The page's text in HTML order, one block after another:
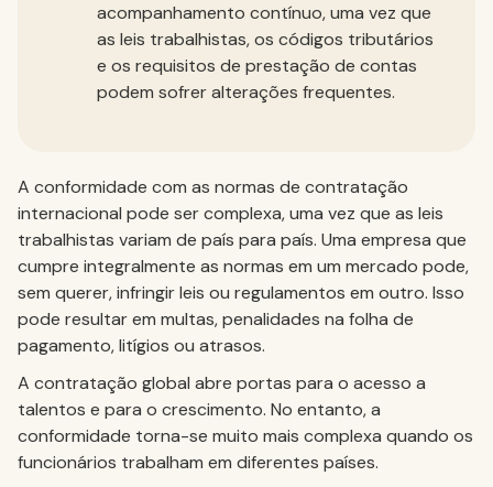
acompanhamento contínuo, uma vez que
as leis trabalhistas, os códigos tributários
e os requisitos de prestação de contas
podem sofrer alterações frequentes.
A conformidade com as normas de contratação
internacional pode ser complexa, uma vez que as leis
trabalhistas variam de país para país. Uma empresa que
cumpre integralmente as normas em um mercado pode,
sem querer, infringir leis ou regulamentos em outro. Isso
pode resultar em multas, penalidades na folha de
pagamento, litígios ou atrasos.
A contratação global abre portas para o acesso a
talentos e para o crescimento. No entanto, a
conformidade torna-se muito mais complexa quando os
funcionários trabalham em diferentes países.